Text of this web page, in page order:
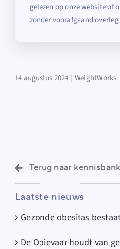
gelezen op onze website of
zonder voorafgaand
14 augustus 2024 | WeightWorks
Terug naar kennisbank
Laatste nieuws
Gezonde obesitas
De Ooievaar houdt van